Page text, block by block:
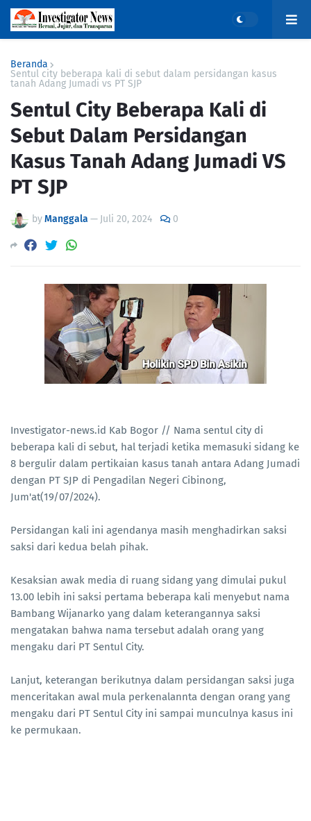
Beranda
Sentul city beberapa kali di sebut dalam persidangan kasus
tanah Adang Jumadi vs PT SJP
Sentul City Beberapa Kali di
Sebut Dalam Persidangan
Kasus Tanah Adang Jumadi VS
PT SJP
byManggala — Juli 20, 2024 0
Investigator-news.id Kab Bogor // Nama sentul city di
beberapa kali di sebut, hal terjadi ketika memasuki sidang ke
8 bergulir dalam pertikaian kasus tanah antara Adang Jumadi
dengan PT SJP di Pengadilan Negeri Cibinong,
Jum'at(19/07/2024).
Persidangan kali ini agendanya masih menghadirkan saksi
saksi dari kedua belah pihak.
Kesaksian awak media di ruang sidang yang dimulai pukul
13.00 lebih ini saksi pertama beberapa kali menyebut nama
Bambang Wijanarko yang dalam keterangannya saksi
mengatakan bahwa nama tersebut adalah orang yang
mengaku dari PT Sentul City.
Lanjut, keterangan berikutnya dalam persidangan saksi juga
menceritakan awal mula perkenalannta dengan orang yang
mengaku dari PT Sentul City ini sampai munculnya kasus ini
ke permukaan.